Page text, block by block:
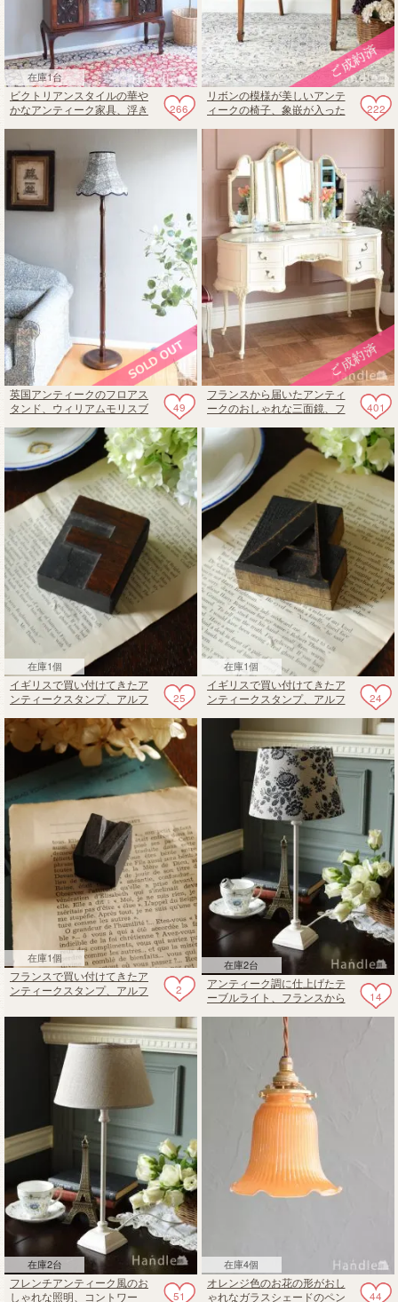
在庫1台
266
ビクトリアンスタイルの華や
かなアンティーク家具、浮き
222
リボンの模様が美しいアンテ
ィークの椅子、象嵌が入った
49
英国アンティークのフロアス
タンド、ウィリアムモリスブ
ンデリア球付）
401
フランスから届いたアンティ
ークのおしゃれな三面鏡、フ
テーブル
在庫1個
25
イギリスで買い付けてきたア
ンティークスタンプ、アルフ
在庫1個
24
イギリスで買い付けてきたア
ンティークスタンプ、アルフ
在庫1個
2
フランスで買い付けてきたア
ンティークスタンプ、アルフ
在庫2台
14
アンティーク調に仕上げたテ
ーブルライト、フランスから
ファミーユの照明(E26球付)
在庫2台
51
フレンチアンティーク風のお
しゃれな照明、コントワー
在庫4個
44
オレンジ色のお花の形がおし
ゃれなガラスシェードのペン